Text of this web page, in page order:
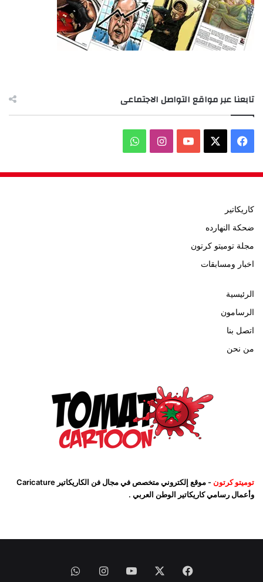
تابعنا عبر مواقع التواصل الاجتماعى
فيسبوك ‫YouTubeانستقرامواتساب
كاريكاتير
ضحكة النهارده
مجلة توميتو كرتون
اخبار ومسابقات
الرئيسية
الرسامون
اتصل بنا
من نحن
توميتو كرتون
- موقع إلكتروني متخصص في مجال فن الكاريكاتير Caricature
وأعمال رسامي كاريكاتير الوطن العربي .
فيسبوك ‫YouTubeانستقرامواتساب